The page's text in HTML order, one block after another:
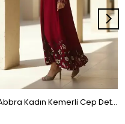
Abbra Kadın Kemerli Cep Detaylı Salaş %100 Viskon Yazlık Elbise